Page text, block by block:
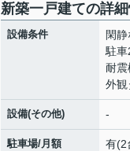
新築一戸建ての詳
設備条件
閑
駐車
耐震
外観
設備(その他) -
駐車場/月額 有(2